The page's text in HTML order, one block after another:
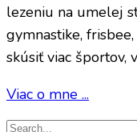
lezeniu na umelej
gymnastike,
skúsiť viac športov,
Viac o mne ...